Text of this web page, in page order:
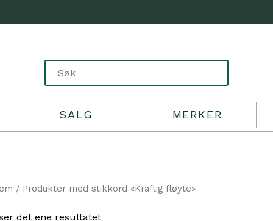
SALG MERKER
/ Produkter med stikkord «Kraftig fløyte»
det ene resultatet